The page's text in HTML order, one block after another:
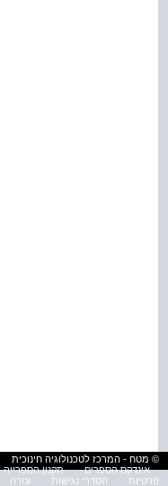
© מטח - המרכז לטכנולוגיה חינוכית
אינדקס הספרים
תקנון הספרייה
פרטיות
הסדרי נגישות עזרה